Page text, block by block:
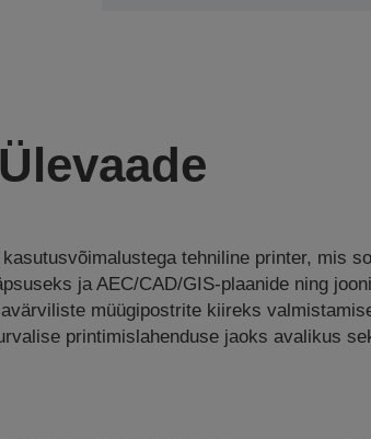
Ülevaade
tehniline printer, mis
ja AEC/CAD/GIS-plaanide ning
müügipostrite kiireks
printimislahenduse jaoks avalikus